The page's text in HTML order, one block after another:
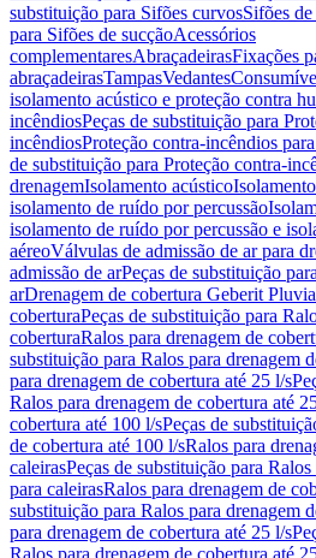
substituição para Sifões curvosSifões
para Sifões de sucçãoAcessórios
complementaresAbraçadeirasFixações
abraçadeirasTampasVedantes
isolamento acústico e proteção contra
incêndiosPeças de substituição para
incêndiosProteção contra-incêndios
de substituição para Proteção contra-
drenagemIsolamento acústico
isolamento de ruído por percussão
isolamento de ruído por percussão e
aéreoVálvulas de admissão de ar para
admissão de arPeças de substituição
arDrenagem de cobertura Geberit Pluvia
coberturaPeças de substituição para
coberturaRalos para drenagem de
substituição para Ralos para drenagem
para drenagem de cobertura até 25 l/s
Ralos para drenagem de cobertura até
cobertura até 100 l/sPeças de
de cobertura até 100 l/sRalos para
caleirasPeças de substituição para
para caleirasRalos para drenagem de
substituição para Ralos para drenagem
para drenagem de cobertura até 25 l/s
Ralos para drenagem de cobertura até